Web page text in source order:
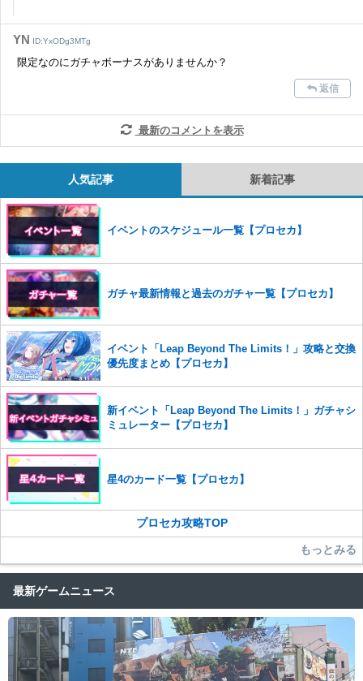
YN ID:YxODg3MTg
限定なのにガチャボーナスがありませんか？
返信
最新のコメントを表示
人気記事 新着記事
イベントのスケジュール一覧【プロセカ】
ガチャ最新情報と過去のガチャ一覧【プロセカ】
イベント「Leap Beyond The Limits！」攻略と交換
優先度まとめ【プロセカ】
新イベント「Leap Beyond The Limits！」ガチャシ
ミュレーター【プロセカ】
星4のカード一覧【プロセカ】
プロセカ攻略TOP
もっとみる
最新ゲームニュース